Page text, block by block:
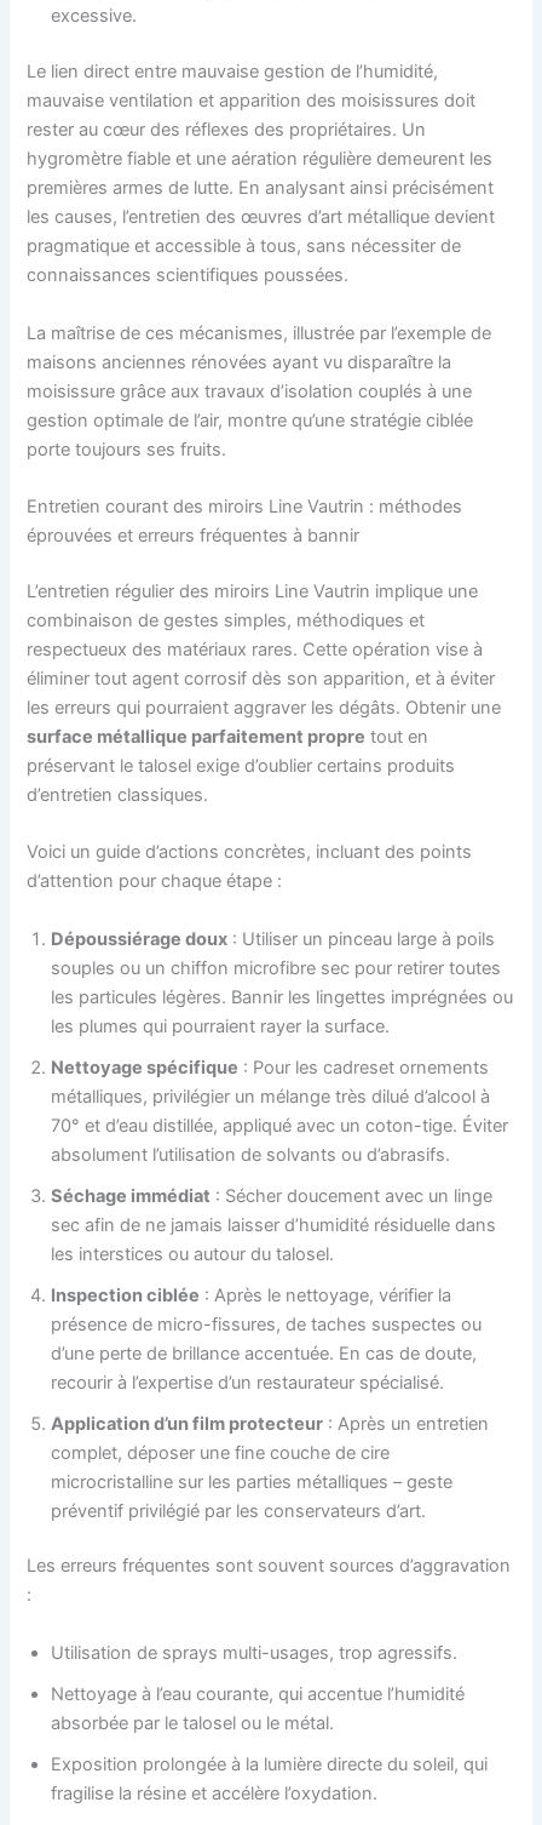
excessive.
Le lien direct entre mauvaise gestion de l’humidité,
mauvaise ventilation et apparition des moisissures doit
rester au cœur des réflexes des propriétaires. Un
hygromètre fiable et une aération régulière demeurent les
premières armes de lutte. En analysant ainsi précisément
les causes, l’entretien des œuvres d’art métallique devient
pragmatique et accessible à tous, sans nécessiter de
connaissances scientifiques poussées.
La maîtrise de ces mécanismes, illustrée par l’exemple de
maisons anciennes rénovées ayant vu disparaître la
moisissure grâce aux travaux d’isolation couplés à une
gestion optimale de l’air, montre qu’une stratégie ciblée
porte toujours ses fruits.
Entretien courant des miroirs Line Vautrin : méthodes
éprouvées et erreurs fréquentes à bannir
L’entretien régulier des miroirs Line Vautrin implique une
combinaison de gestes simples, méthodiques et
respectueux des matériaux rares. Cette opération vise à
éliminer tout agent corrosif dès son apparition, et à éviter
les erreurs qui pourraient aggraver les dégâts. Obtenir une
surface métallique parfaitement propre tout en
préservant le talosel exige d’oublier certains produits
d’entretien classiques.
Voici un guide d’actions concrètes, incluant des points
d’attention pour chaque étape :
Dépoussiérage doux : Utiliser un pinceau large à poils
souples ou un chiffon microfibre sec pour retirer toutes
les particules légères. Bannir les lingettes imprégnées ou
les plumes qui pourraient rayer la surface.
Nettoyage spécifique : Pour les cadreset ornements
métalliques, privilégier un mélange très dilué d’alcool à
70° et d’eau distillée, appliqué avec un coton-tige. Éviter
absolument l’utilisation de solvants ou d’abrasifs.
Séchage immédiat : Sécher doucement avec un linge
sec afin de ne jamais laisser d’humidité résiduelle dans
les interstices ou autour du talosel.
Inspection ciblée : Après le nettoyage, vérifier la
présence de micro-fissures, de taches suspectes ou
d’une perte de brillance accentuée. En cas de doute,
recourir à l’expertise d’un restaurateur spécialisé.
Application d’un film protecteur : Après un entretien
complet, déposer une fine couche de cire
microcristalline sur les parties métalliques – geste
préventif privilégié par les conservateurs d’art.
Les erreurs fréquentes sont souvent sources d’aggravation
:
Utilisation de sprays multi-usages, trop agressifs.
Nettoyage à l’eau courante, qui accentue l’humidité
absorbée par le talosel ou le métal.
Exposition prolongée à la lumière directe du soleil, qui
fragilise la résine et accélère l’oxydation.